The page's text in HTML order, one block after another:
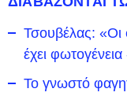
Τσουβέλας: «Οι
έχει
Το γνωστό